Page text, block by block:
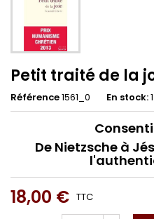
Petit traité de la
Référence1561_0 En stock:1
De Nietzsche à
18,00 € TTC